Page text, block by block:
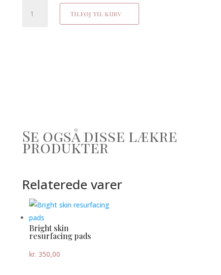
skin
Tilføj til kurv
Se også disse lækre
produkter
Relaterede varer
Bright skin
resurfacing pads
kr. 350,00